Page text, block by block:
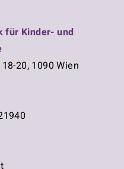
für Kinder- und
20, 1090 Wien